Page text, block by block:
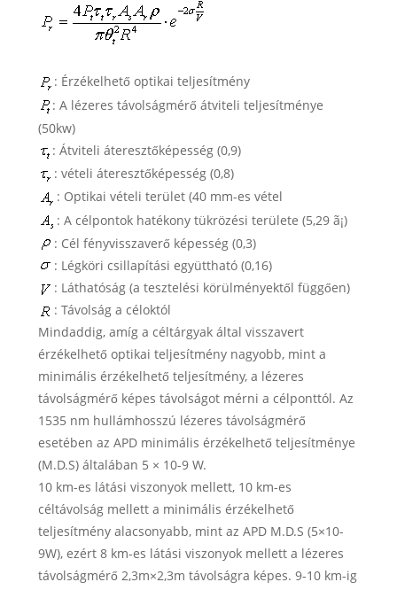
: Érzékelhető optikai teljesítmény
: A lézeres távolságmérő átviteli teljesítménye
(50kw)
: Átviteli áteresztőképesség (0,9)
: vételi áteresztőképesség (0,8)
: Optikai vételi terület (40 mm-es vétel
: A célpontok hatékony tükrözési területe (5,29 ã¡)
: Cél fényvisszaverő képesség (0,3)
: Légköri csillapítási együttható (0,16)
: Láthatóság (a tesztelési körülményektől függően)
: Távolság a céloktól
Mindaddig, amíg a céltárgyak által visszavert
érzékelhető optikai teljesítmény nagyobb, mint a
minimális érzékelhető teljesítmény, a lézeres
távolságmérő képes távolságot mérni a célponttól. Az
1535 nm hullámhosszú lézeres távolságmérő
esetében az APD minimális érzékelhető teljesítménye
(M.D.S) általában 5 × 10-9 W.
10 km-es látási viszonyok mellett, 10 km-es
céltávolság mellett a minimális érzékelhető
teljesítmény alacsonyabb, mint az APD M.D.S (5×10-
9W), ezért 8 km-es látási viszonyok mellett a lézeres
távolságmérő 2,3m×2,3m távolságra képes. 9-10 km-ig